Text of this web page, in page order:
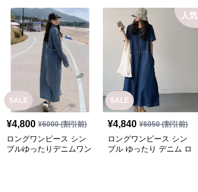
SALE
¥4,800 ¥6000(割引前)
ロングワンピース シン
プルゆったりデニムワン
SALE
人気
¥4,840 ¥6050(割引前)
ロングワンピース シン
プル ゆったり デニム ロ